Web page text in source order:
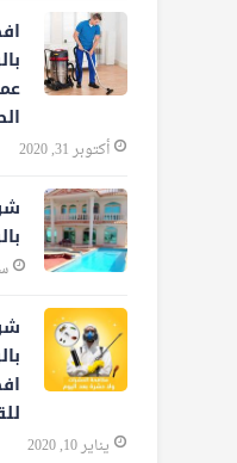
أكتوبر 31, 2020
يناير 10, 2020